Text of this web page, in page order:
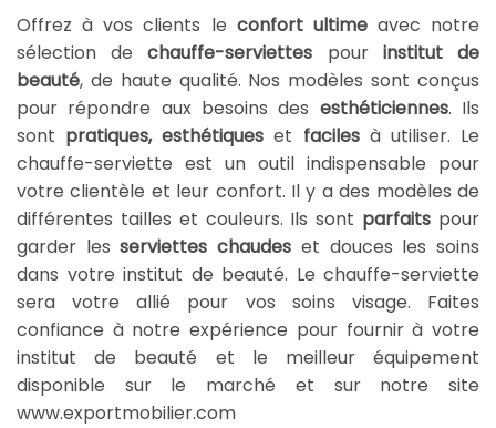
Offrez à vos clients le confort ultimeavec notre
sélection dechauffe-serviettes pour institut de
beauté, de haute qualité. Nos modèles sont conçus
pour répondre aux besoins des esthéticiennes. Ils
sont pratiques, esthétiques et facilesà utiliser. Le
chauffe-serviette est un outil indispensable pour
votre clientèle et leur confort. Il y a des modèles de
différentes tailles et couleurs. Ils sont parfaits pour
garder lesserviettes chaudes et douces les soins
dans votre institut de beauté. Le chauffe-serviette
sera votre allié pour vos soins visage. Faites
confiance à notre expérience pour fournir à votre
institut de beauté et le meilleur équipement
disponible sur le marché et sur notre site
www.exportmobilier.com